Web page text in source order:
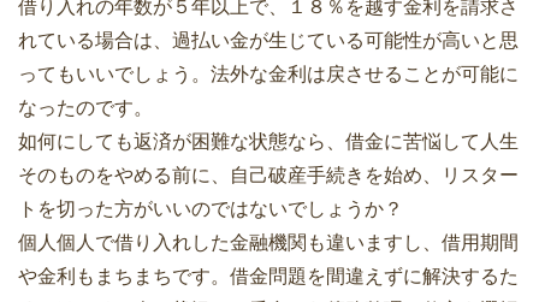
借り入れの年数が５年以上で、１８％を越す金利を請求さ
れている場合は、過払い金が生じている可能性が高いと思
ってもいいでしょう。法外な金利は戻させることが可能に
なったのです。
如何にしても返済が困難な状態なら、借金に苦悩して人生
そのものをやめる前に、自己破産手続きを始め、リスター
トを切った方がいいのではないでしょうか？
個人個人で借り入れした金融機関も違いますし、借用期間
や金利もまちまちです。借金問題を間違えずに解決するた